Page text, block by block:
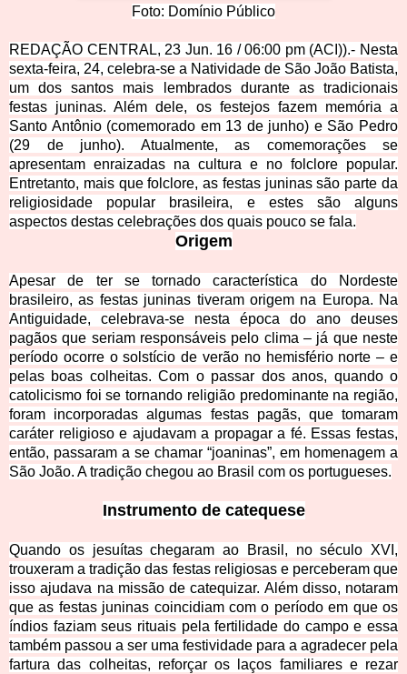
Foto: Domínio Público
REDAÇÃO CENTRAL, 23 Jun. 16 / 06:00 pm (ACI)).- Nesta
sexta-feira, 24, celebra-se a Natividade de São João Batista,
um dos santos mais lembrados durante as tradicionais
festas juninas. Além dele, os festejos fazem memória a
Santo Antônio (comemorado em 13 de junho) e São Pedro
(29 de junho). Atualmente, as comemorações se
apresentam enraizadas na cultura e no folclore popular.
Entretanto, mais que folclore, as festas juninas são parte da
religiosidade popular brasileira, e estes são alguns
aspectos destas celebrações dos quais pouco se fala.
Origem
Apesar de ter se tornado característica do Nordeste
brasileiro, as festas juninas tiveram origem na Europa. Na
Antiguidade, celebrava-se nesta época do ano deuses
pagãos que seriam responsáveis pelo clima – já que neste
período ocorre o solstício de verão no hemisfério norte – e
pelas boas colheitas. Com o passar dos anos, quando o
catolicismo foi se tornando religião predominante na região,
foram incorporadas algumas festas pagãs, que tomaram
caráter religioso e ajudavam a propagar a fé. Essas festas,
então, passaram a se chamar “joaninas”, em homenagem a
São João. A tradição chegou ao Brasil com os portugueses.
Instrumento de catequese
Quando os jesuítas chegaram ao Brasil, no século XVI,
trouxeram a tradição das festas religiosas e perceberam que
isso ajudava na missão de catequizar. Além disso, notaram
que as festas juninas coincidiam com o período em que os
índios faziam seus rituais pela fertilidade do campo e essa
também passou a ser uma festividade para a agradecer pela
fartura das colheitas, reforçar os laços familiares erezar